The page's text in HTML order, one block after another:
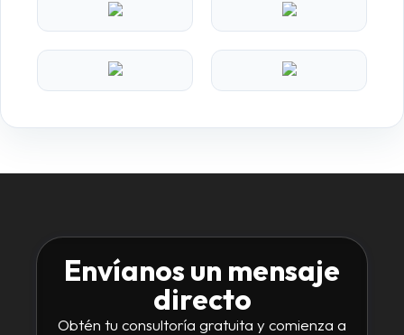
Envíanos un mensaje
directo
Obtén tu consultoría gratuita y comienza a